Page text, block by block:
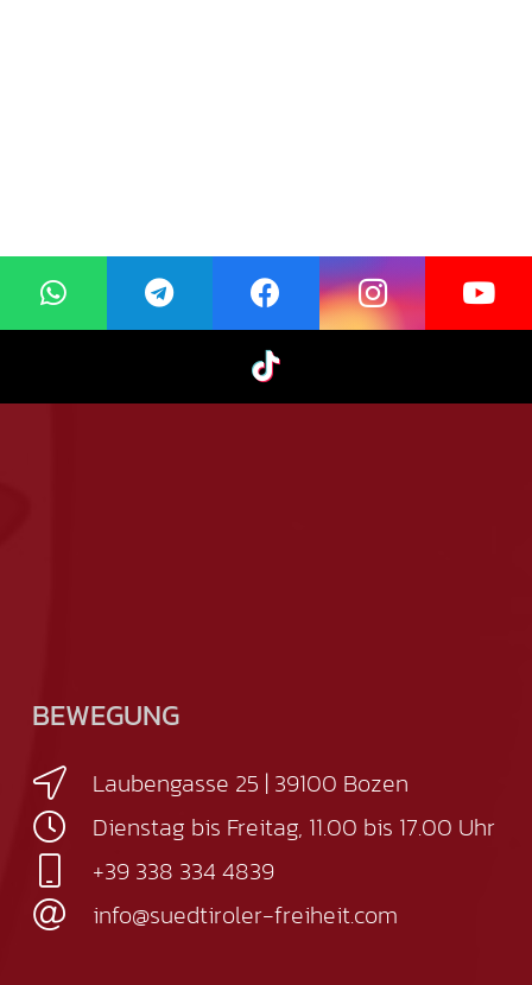
BEWEGUNG
Laubengasse 25 | 39100 Bozen
Dienstag bis Freitag, 11.00 bis 17.00 Uhr
+39 338 334 4839
info@suedtiroler-freiheit.com